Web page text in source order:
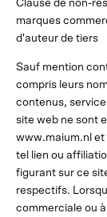
Clause de non-
marques
d'auteur de tiers
Sauf mention
compris leurs
contenus,
site web ne sont
www.maium.nl et
tel lien ou
figurant sur ce
respectifs.
commerciale ou